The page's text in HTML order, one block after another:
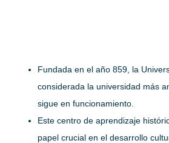
Fundada en el año 859, la
considerada la universidad más
sigue en funcionamiento.
Este centro de aprendizaje
papel crucial en el desarrollo